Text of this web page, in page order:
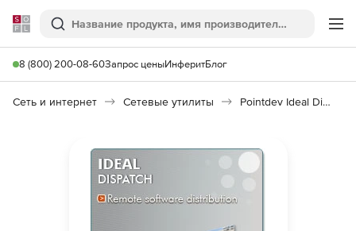
Softline
Поиск
8 (800) 200-08-60Запрос ценыИнферитБлог
Сеть и интернет Сетевые утилиты Pointdev Ideal Dispatch